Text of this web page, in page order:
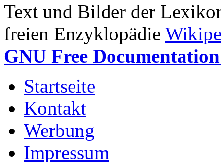
Text und Bilder der
freien Enzyklopädie
GNU Free
Startseite
Kontakt
Werbung
Impressum